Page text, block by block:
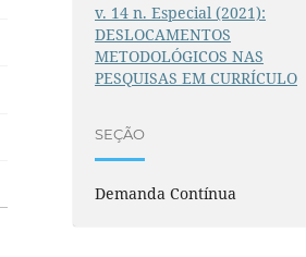
v. 14 n. Especial (2021):
DESLOCAMENTOS
METODOLÓGICOS NAS
PESQUISAS EM CURRÍCULO
SEÇÃO
Demanda Contínua